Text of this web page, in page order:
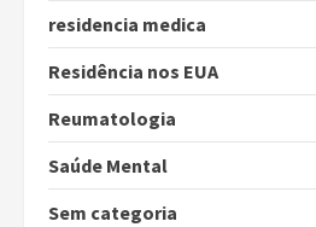
residencia medica
Residência nos EUA
Reumatologia
Saúde Mental
Sem categoria